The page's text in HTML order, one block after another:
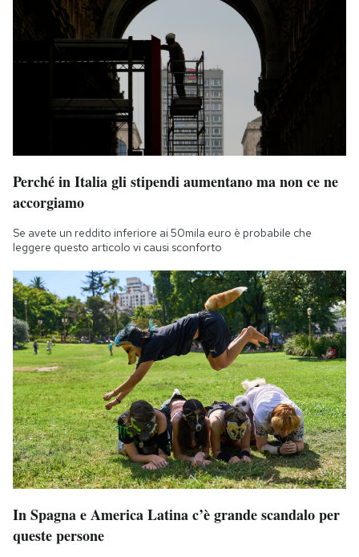
Perché in Italia gli stipendi aumentano ma non ce ne
accorgiamo
Se avete un reddito inferiore ai 50mila euro è probabile che
leggere questo articolo vi causi sconforto
In Spagna e America Latina c’è grande scandalo per
queste persone